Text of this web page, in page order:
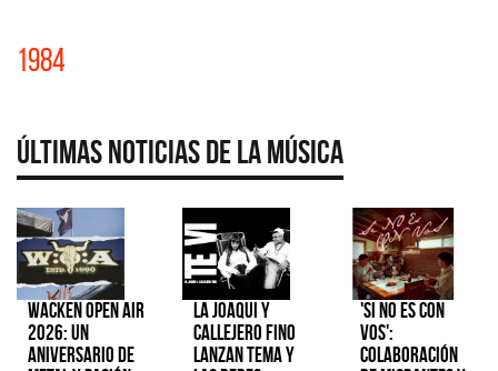
1984
Últimas Noticias de la Música
Wacken Open Air
2026: Un
aniversario de
La Joaqui y
Callejero Fino
lanzan tema y
'Si No Es Con
Vos':
colaboración